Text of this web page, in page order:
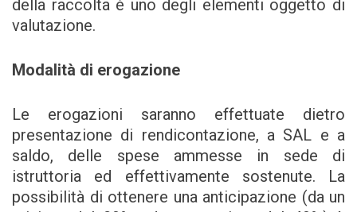
della raccolta è uno degli elementi oggetto di
valutazione.
Modalità di erogazione
Le erogazioni saranno effettuate dietro
presentazione di rendicontazione, a SAL e a
saldo, delle spese ammesse in sede di
istruttoria ed effettivamente sostenute. La
possibilità di ottenere una anticipazione (da un